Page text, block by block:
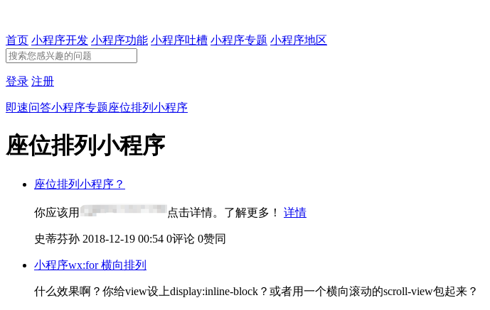
首页 小程序开发 小程序功能 小程序吐槽 小程序专题 小程序地区
登录 注册
即速问答小程序专题座位排列小程序
座位排列小程序
座位排列小程序？
你应该用 点击详情。了解更多！ 详情
史蒂芬孙 2018-12-19 00:54 0评论 0赞同
小程序wx:for 横向排列
什么效果啊？你给view设上display:inline-block？或者用一个横向滚动的scroll-view包起来？